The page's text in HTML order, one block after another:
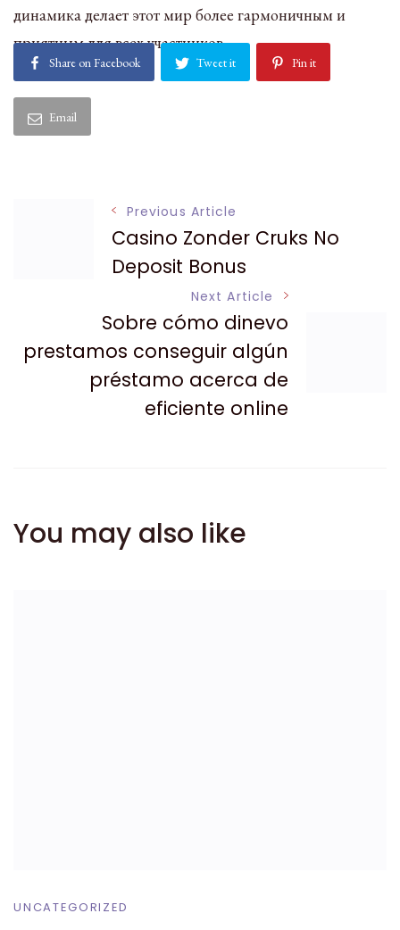
динамика делает этот мир более гармоничным и
приятным для всех участников.
Share on Facebook Tweet it Pin it
Email
Navigation
Previous Article
Casino Zonder Cruks No
Deposit Bonus
Next Article
Sobre cómo dinevo
prestamos conseguir algún
préstamo acerca de
eficiente online
You may also like
UNCATEGORIZED